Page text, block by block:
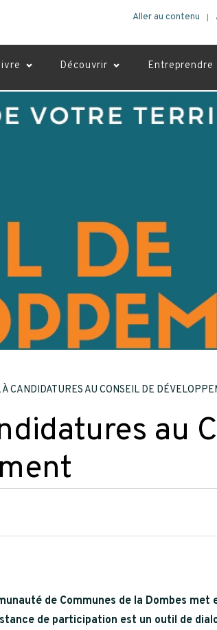
Aller au contenu
Découvrir Entreprendre
CANDIDATURES AU CONSEIL DE
au
de Communes de la Dombes
de participation est un outil de